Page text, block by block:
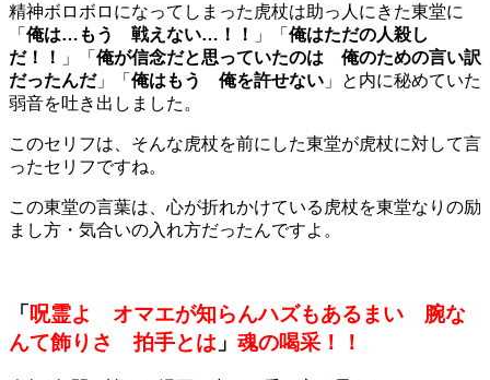
精神ボロボロになってしまった虎杖は助っ人にきた東堂に
「 俺は…もう 戦えない…！！ 」「 俺はただの人殺し
だ！！
」「 俺が信念だと思っていたのは 俺のための言い訳
だったんだ」「 俺はもう 俺を許せない 」と内に秘めていた
弱音を吐き出しました。
このセリフは、そんな虎杖を前にした東堂が虎杖に対して言
ったセリフですね。
この東堂の言葉は、心が折れかけている虎杖を東堂なりの励
まし方・気合いの入れ方だったんですよ。
「呪霊よ オマエが知らんハズもあるまい 腕な
んて飾りさ 拍手とは 」 魂の喝采！！